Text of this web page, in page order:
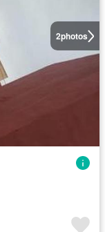
2photos